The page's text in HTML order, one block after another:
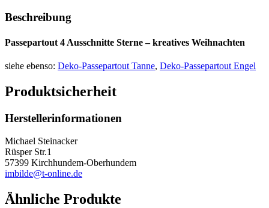
Beschreibung
Passepartout 4 Ausschnitte Sterne – kreatives Weihnachten
siehe ebenso: Deko-Passepartout Tanne, Deko-Passepartout Engel
Produktsicherheit
Herstellerinformationen
Michael Steinacker
Rüsper Str.1
57399 Kirchhundem-Oberhundem
imbilde@t-online.de
Ähnliche Produkte